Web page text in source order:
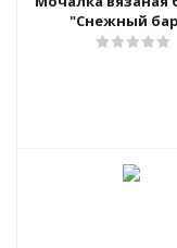
"Снежный